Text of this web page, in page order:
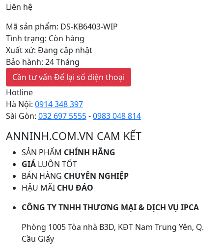
Liên hệ
Mã sản phẩm: DS-KB6403-WIP
Tình trạng: Còn hàng
Xuất xứ: Đang cập nhật
Bảo hành: 24 Tháng
Cần tư vấn Để lại số điện thoại
Hotline
Hà Nội: 0914 348 397
Sài Gòn: 032 697 5555-0983 048 814
ANNINH.COM.VN CAM KẾT
SẢN PHẨM CHÍNH HÃNG
GIÁ LUÔN TỐT
BÁN HÀNG CHUYÊN NGHIỆP
HẬU MÃI CHU ĐÁO
CÔNG TY TNHH THƯƠNG MẠI & DỊCH VỤ IPCA
Phòng 1005 Tòa nhà B3D, KĐT Nam Trung Yên, Q.
Cầu Giấy